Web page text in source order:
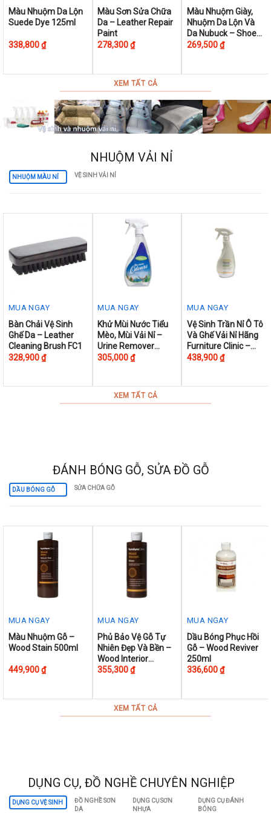
This
product
has
may
be
product
Màu Nhuộm Da Lộn
Suede Dye 125ml
338,800₫
This
product
has
options
may
be
chosen
on
the
product
Màu Sơn Sửa Chữa
Da – Leather Repair
Paint
278,300₫
This
product
has
options
may
be
chosen
Màu Nhuộm Giày,
Nhuộm Da Lộn Và
Da Nubuck – Shoe
Colouring Kit 50ml
269,500₫
XEM TẤT CẢ
NHUỘM VẢI NỈ
NHUỘM MÀU NỈ VỆ SINH VẢI NỈ
MUA NGAY
Bàn Chải Vệ Sinh
Ghế Da – Leather
Cleaning Brush FC1
328,900₫
MUA NGAY
Khử Mùi Nước Tiểu
Mèo, Mùi Vải Nỉ –
Urine Remover
500ml
305,000₫
MUA NGAY
This
product
has
on
the
Vệ Sinh Trần Nỉ Ô Tô
Và Ghế Vải Nỉ Hãng
Furniture Clinic –
Carpet Cleaner
438,900₫
XEM TẤT CẢ
ĐÁNH BÓNG GỖ, SỬA ĐỒ GỖ
DẦU BÓNG GỖ SỬA CHỮA GỖ
MUA NGAY
This
product
has
product
Màu Nhuộm Gỗ –
Wood Stain 500ml
449,900₫
MUA NGAY
This
product
has
options
on
the
product
Phủ Bảo Vệ Gỗ Tự
Nhiên Đẹp Và Bền –
Wood Interior
Varnish
355,300₫
MUA NGAY
This
product
has
options
on
the
product
Dầu Bóng Phục Hồi
Gỗ – Wood Reviver
250ml
336,600₫
XEM TẤT CẢ
DỤNG CỤ, ĐỒ NGHỀ CHUYÊN NGHIỆP
DỤNG CỤ VỆ SINH
ĐỒ NGHỀ SƠN
DA
DỤNG CỤ SƠN
NHỰA
DỤNG CỤ ĐÁNH
BÓNG